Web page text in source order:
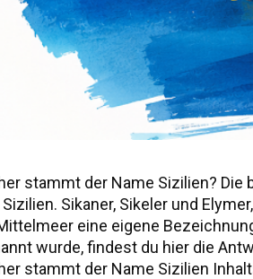
stammt der Name Sizilien?
Sikaner, Sikeler und
eine eigene
wurde, findest du hier die
stammt der Name Sizilien